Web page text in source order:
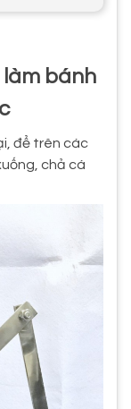
làm bánh
để trên các
chả cá